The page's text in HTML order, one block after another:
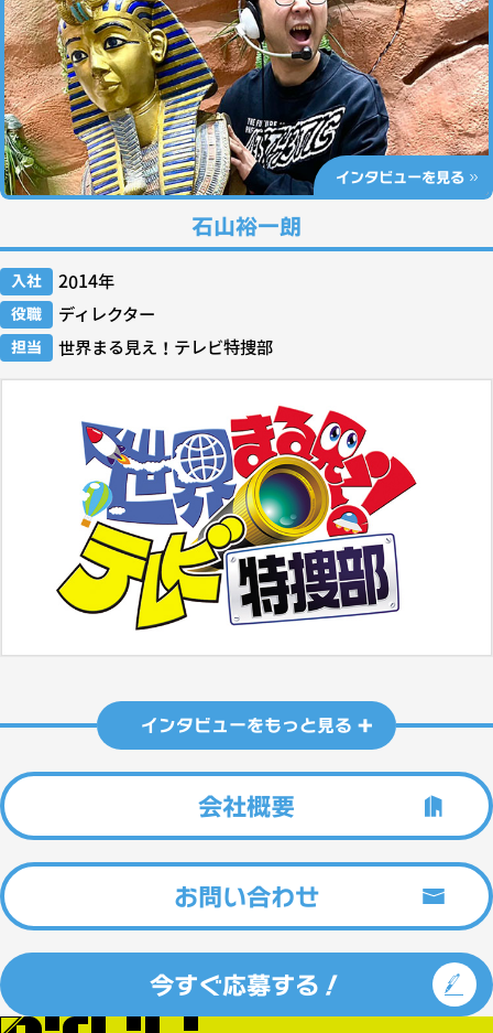
インタビューを見る
石山裕一朗
入社 2014年
役職 ディレクター
担当 世界まる見え！テレビ特捜部
インタビューをもっと見る
会社概要
お問い合わせ
今すぐ応募する！